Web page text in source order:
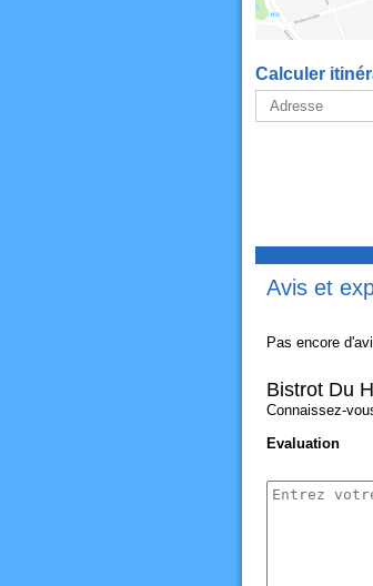
Calculer
Avis et
Pas encore
Bistrot Du
Connaissez-
Evaluation